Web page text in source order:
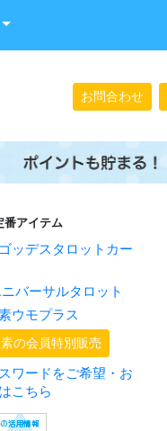
お問合わせ
番アイテム
ッデスタロットカー
バーサルタロット
ウモプラス
の会員特別販売
ワードをご希望・お
こちら